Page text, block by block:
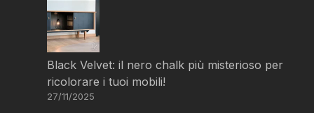
Black Velvet: il nero chalk più misterioso per
ricolorare i tuoi mobili!
27/11/2025